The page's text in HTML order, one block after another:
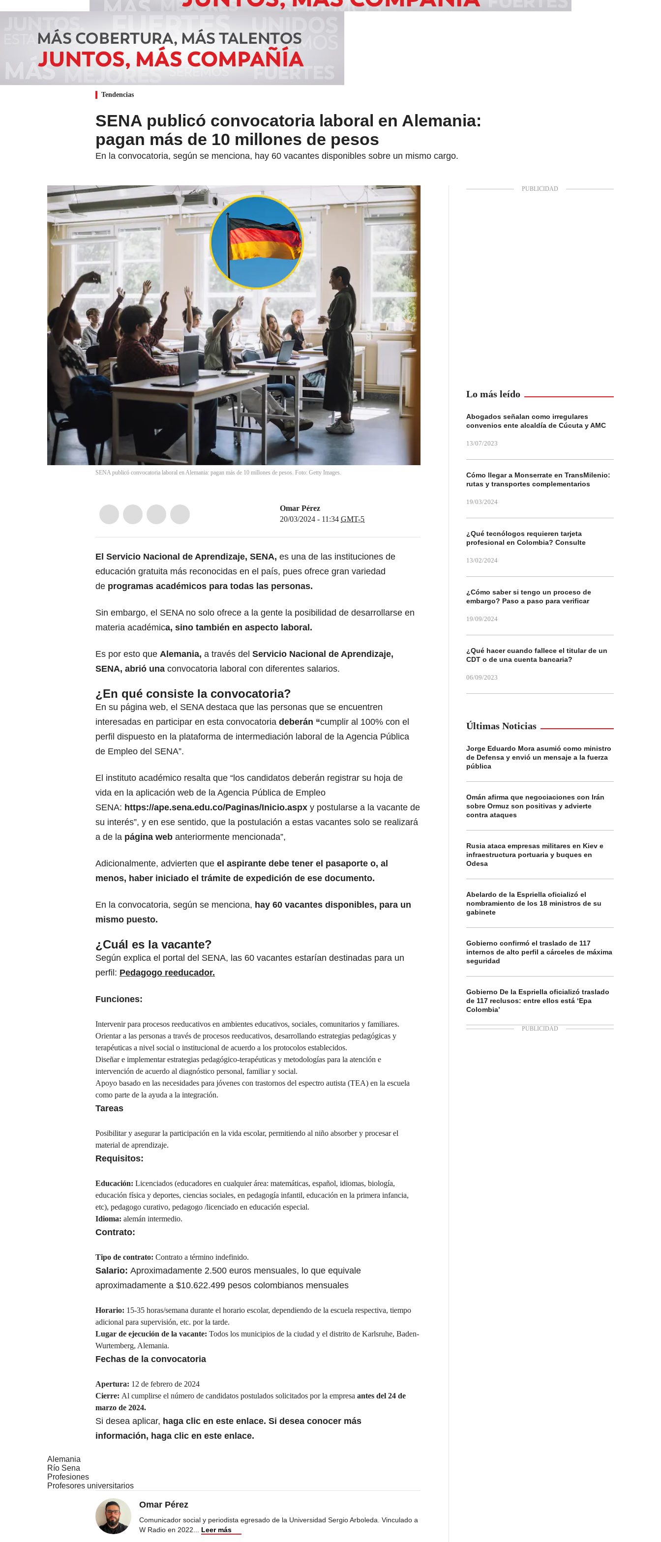
Tendencias
SENA publicó convocatoria laboral en Alemania:
pagan más de 10 millones de pesos
En la convocatoria, según se menciona, hay 60 vacantes disponibles sobre un mismo cargo.
SENA publicó convocatoria laboral en Alemania: pagan más de 10 millones de pesos. Foto: Getty Images.
Omar Pérez
20/03/2024 - 11:34 GMT-5
El Servicio Nacional de Aprendizaje, SENA, es una de las instituciones de
educación gratuita más reconocidas en el país, pues ofrece gran variedad
de programas académicos para todas las personas.
Sin embargo, el SENA no solo ofrece a la gente la posibilidad de desarrollarse en
materia académica, sino también en aspecto laboral.
Es por esto que Alemania, a través del Servicio Nacional de Aprendizaje,
SENA, abrió una convocatoria laboral con diferentes salarios.
¿En qué consiste la convocatoria?
En su página web, el SENA destaca que las personas que se encuentren
interesadas en participar en esta convocatoria deberán “cumplir al 100% con el
perfil dispuesto en la plataforma de intermediación laboral de la Agencia Pública
de Empleo del SENA”.
El instituto académico resalta que “los candidatos deberán registrar su hoja de
vida en la aplicación web de la Agencia Pública de Empleo
SENA: https://ape.sena.edu.co/Paginas/Inicio.aspx y postularse a la vacante de
su interés”, y en ese sentido, que la postulación a estas vacantes solo se realizará
a de la página web anteriormente mencionada”,
Adicionalmente, advierten que el aspirante debe tener el pasaporte o, al
menos, haber iniciado el trámite de expedición de ese documento.
En la convocatoria, según se menciona, hay 60 vacantes disponibles, para un
mismo puesto.
¿Cuál es la vacante?
Según explica el portal del SENA, las 60 vacantes estarían destinadas para un
perfil: Pedagogo reeducador.
Funciones:
Intervenir para procesos reeducativos en ambientes educativos, sociales, comunitarios y familiares.
Orientar a las personas a través de procesos reeducativos, desarrollando estrategias pedagógicas y
terapéuticas a nivel social o institucional de acuerdo a los protocolos establecidos.
Diseñar e implementar estrategias pedagógico-terapéuticas y metodologías para la atención e
intervención de acuerdo al diagnóstico personal, familiar y social.
Apoyo basado en las necesidades para jóvenes con trastornos del espectro autista (TEA) en la escuela
como parte de la ayuda a la integración.
Tareas
Posibilitar y asegurar la participación en la vida escolar, permitiendo al niño absorber y procesar el
material de aprendizaje.
Requisitos:
Educación: Licenciados (educadores en cualquier área: matemáticas, español, idiomas, biología,
educación física y deportes, ciencias sociales, en pedagogía infantil, educación en la primera infancia,
etc), pedagogo curativo, pedagogo /licenciado en educación especial.
Idioma: alemán intermedio.
Contrato:
Tipo de contrato: Contrato a término indefinido.
Salario: Aproximadamente 2.500 euros mensuales, lo que equivale
aproximadamente a $10.622.499 pesos colombianos mensuales
Horario: 15-35 horas/semana durante el horario escolar, dependiendo de la escuela respectiva, tiempo
adicional para supervisión, etc. por la tarde.
Lugar de ejecución de la vacante: Todos los municipios de la ciudad y el distrito de Karlsruhe, Baden-
Wurtemberg, Alemania.
Fechas de la convocatoria
Apertura: 12 de febrero de 2024
Cierre: Al cumplirse el número de candidatos postulados solicitados por la empresa antes del 24 de
marzo de 2024.
Si desea aplicar, haga clic en este enlace. Si desea conocer más
información, haga clic en este enlace.
Alemania
Río Sena
Profesiones
Profesores universitarios
Omar Pérez
Comunicador social y periodista egresado de la Universidad Sergio Arboleda. Vinculado a
W Radio en 2022... Leer más
Lo más leído
Abogados señalan como irregulares
convenios ente alcaldía de Cúcuta y AMC
13/07/2023
Cómo llegar a Monserrate en TransMilenio:
rutas y transportes complementarios
19/03/2024
¿Qué tecnólogos requieren tarjeta
profesional en Colombia? Consulte
13/02/2024
¿Cómo saber si tengo un proceso de
embargo? Paso a paso para verificar
19/09/2024
¿Qué hacer cuando fallece el titular de un
CDT o de una cuenta bancaria?
06/09/2023
Últimas Noticias
Jorge Eduardo Mora asumió como ministro
de Defensa y envió un mensaje a la fuerza
pública
Omán afirma que negociaciones con Irán
sobre Ormuz son positivas y advierte
contra ataques
Rusia ataca empresas militares en Kiev e
infraestructura portuaria y buques en
Odesa
Abelardo de la Espriella oficializó el
nombramiento de los 18 ministros de su
gabinete
Gobierno confirmó el traslado de 117
internos de alto perfil a cárceles de máxima
seguridad
Gobierno De la Espriella oficializó traslado
de 117 reclusos: entre ellos está ‘Epa
Colombia’